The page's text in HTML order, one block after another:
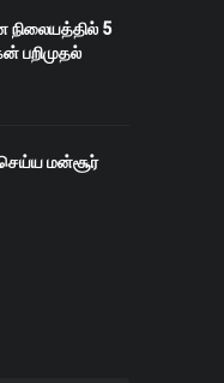
நிலையத்தில் 5
பறிமுதல்
மன்சூர்